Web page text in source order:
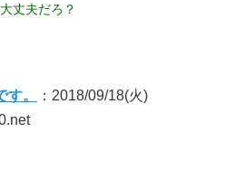
丈夫だろ？
。
：2018/09/18(火)